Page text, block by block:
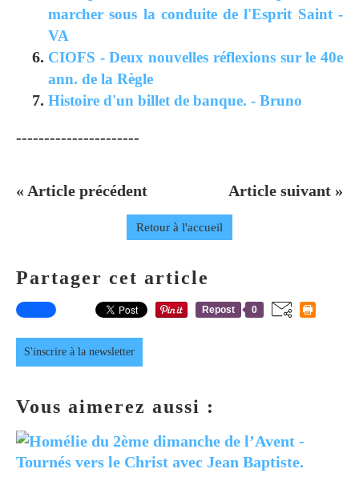
marcher sous la conduite de l'Esprit Saint -
VA
CIOFS - Deux nouvelles réflexions sur le 40e
ann. de la Règle
Histoire d'un billet de banque. - Bruno
----------------------
« Article précédent Article suivant »
Retour à l'accueil
Partager cet article
Repost 0
S'inscrire à la newsletter
Vous aimerez aussi :